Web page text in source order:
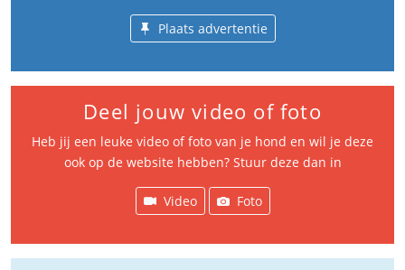
Plaats advertentie
Deel jouw video of foto
Heb jij een leuke video of foto van je hond en wil je deze
ook op de website hebben? Stuur deze dan in
Video Foto